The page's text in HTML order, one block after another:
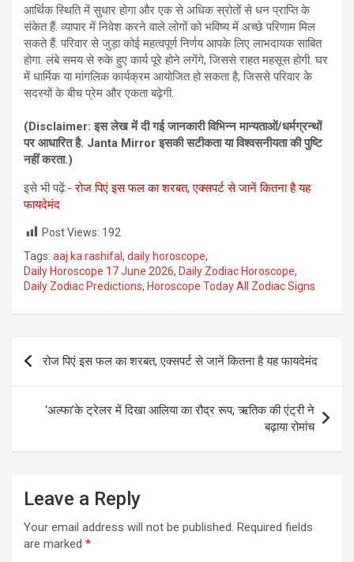
आर्थिक स्थिति में सुधार होगा और एक से अधिक स्रोतों से धन प्राप्ति के
संकेत हैं. व्यापार में निवेश करने वाले लोगों को भविष्य में अच्छे परिणाम मिल
सकते हैं. परिवार से जुड़ा कोई महत्वपूर्ण निर्णय आपके लिए लाभदायक साबित
होगा. लंबे समय से रुके हुए कार्य पूरे होने लगेंगे, जिससे राहत महसूस होगी. घर
में धार्मिक या मांगलिक कार्यक्रम आयोजित हो सकता है, जिससे परिवार के
सदस्यों के बीच प्रेम और एकता बढ़ेगी.
(Disclaimer: इस लेख में दी गई जानकारी विभिन्‍न मान्‍यताओं/धर्मग्रन्‍थों
पर आधारित है. Janta Mirror इसकी सटीकता या विश्‍वसनीयता की पुष्टि
नहीं करता.)
इसे भी पढ़ें:- रोज पिएं इस फल का शरबत, एक्‍सपर्ट से जानें कितना है यह
फायदेमंद
Post Views: 192
Tags: aaj ka rashifal , daily horoscope,
Daily Horoscope 17 June 2026, Daily Zodiac Horoscope,
Daily Zodiac Predictions, Horoscope Today All Zodiac Signs
Post
navigation
रोज पिएं इस फल का शरबत, एक्‍सपर्ट से जानें कितना है यह फायदेमंद
‘अल्फा’के ट्रेलर में दिखा आलिया का रौद्र रूप, ऋतिक की एंट्री ने
बढ़ाया रोमांच
Leave a Reply
Your email address will not be published. Required fields
are marked *